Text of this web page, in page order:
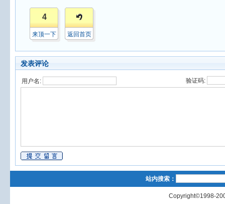
4
来顶一下 返回首页
发表评论
用户名: 验证码:
站内搜索：
Copyright©1998-